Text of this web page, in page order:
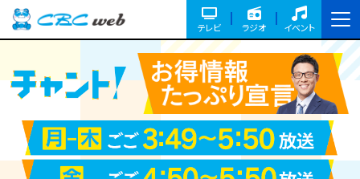
テレビ ラジオ イベント